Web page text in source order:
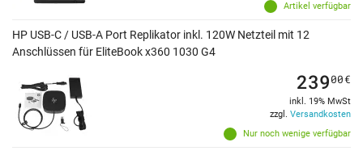
Artikel verfügbar
HP USB-C / USB-A Port Replikator inkl. 120W Netzteil mit 12
Anschlüssen für EliteBook x360 1030 G4
Nur noch wenige verfügbar
23900€
inkl. 19% MwSt
zzgl. Versandkosten